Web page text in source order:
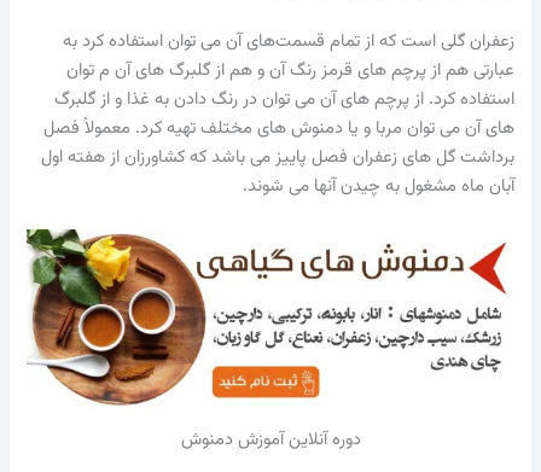
زعفران گلی است که از تمام قسمت‌های آن می توان استفاده کرد به
عبارتی هم از پرچم های قرمز رنگ آن و هم از گلبرگ های آن م ‌توان
استفاده کرد. از پرچم های آن می توان در رنگ دادن به غذا و از گلبرگ
های آن می توان مربا و یا دمنوش های مختلف تهیه کرد. معمولاً فصل
برداشت گل های زعفران فصل پاییز می باشد که کشاورزان از هفته اول
آبان ماه مشغول به چیدن آنها می شوند.
دوره آنلاین آموزش دمنوش